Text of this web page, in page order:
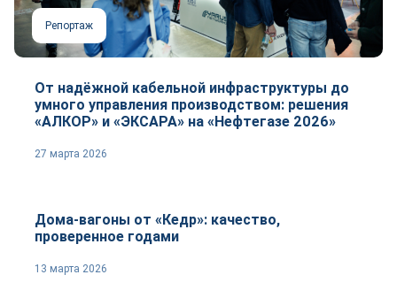
Репортаж
От надёжной кабельной инфраструктуры до
умного управления производством: решения
«АЛКОР» и «ЭКСАРА» на «Нефтегазе 2026»
27 марта 2026
Репортаж
Дома-вагоны от «Кедр»: качество,
проверенное годами
13 марта 2026